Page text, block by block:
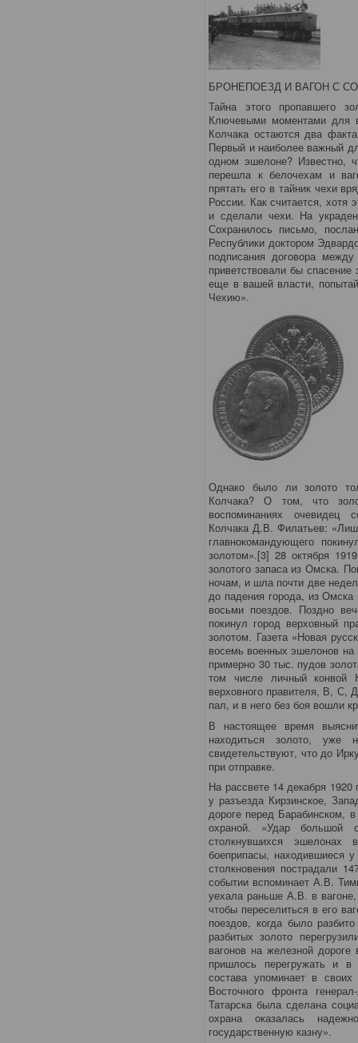
БРОНЕПОЕЗД И ВАГОН С
Тайна этого пропавшего
Ключевыми моментами для
Колчака остаются два
Первый и наиболее важный
одном эшелоне? Известно,
перешла к белочехам и
прятать его в тайник чехи
России. Как считается, хотя
и сделали чехи. На
Сохранилось письмо,
Республики доктором
подписания договора
приветствовали бы
еще в вашей власти,
Чехию».
Однако было ли золото
Колчака? О том, что
воспоминаниях очевидец
Колчака Д.В. Филатьев:
главнокомандующего
золотом».[3] 28 октября
золотого запаса из Омска.
ночам, и шла почти две
до падения города, из
восьми поездов. Поздно
покинул город верховный
золотом. Газета «Новая
восемь военных эшелонов
примерно 30 тыс. пудов
том числе личный
верховного правителя, В, С,
пал, и в него без боя вошли
В настоящее время
находиться золото, уже
свидетельствуют, что до
при отправке.
На рассвете 14 декабря
у разъезда Кирзинское,
дороге перед Барабинском,
охраной. «Удар большой
столкнувшихся
боеприпасы, находившиеся
столкновения пострадали
событии вспоминает А.В.
уехала раньше А.В. в
чтобы переселиться в его
поездов, когда было
разбитых золото
вагонов на железной
пришлось перегружать и
состава упоминает в
Восточного фронта
Татарска была сделана
охрана оказалась
государственную казну».